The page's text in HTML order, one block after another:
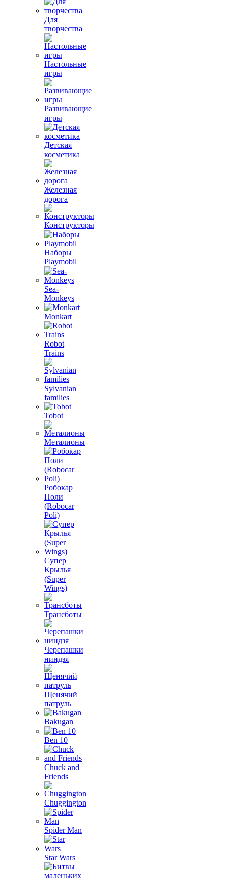
Для
творчества
Настольные
игры
Развивающие
игры
Детская
косметика
Железная
дорога
Конструкторы
Наборы
Playmobil
Sea-
Monkeys
Monkart
Robot
Trains
Sylvanian
families
Tobot
Металионы
Робокар
Поли
(Robocar
Poli)
Супер
Крылья
(Super
Wings)
Трансботы
Черепашки
ниндзя
Щенячий
патруль
Bakugan
Ben 10
Chuck and
Friends
Chuggington
Spider Man
Star Wars